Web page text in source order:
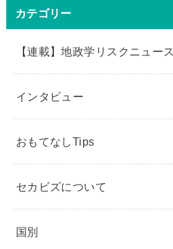
カテゴリー
【連載】地政学リスクニュース
インタビュー
おもてなしTips
セカビズについて
国別